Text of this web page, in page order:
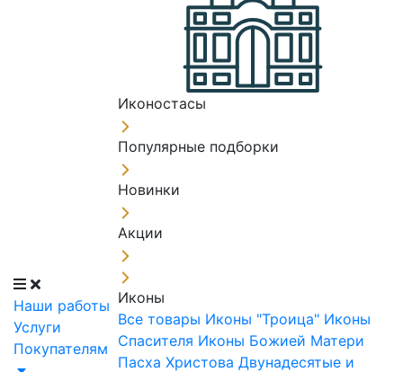
Наши работы
Услуги
Покупателям
Иконостасы
Популярные подборки
Новинки
Акции
Иконы
Все товары Иконы "Троица" Иконы
Спасителя Иконы Божией Матери
Пасха Христова Двунадесятые и